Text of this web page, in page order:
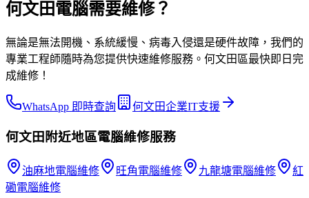
何文田電腦需要維修？
無論是無法開機、系統緩慢、病毒入侵還是硬件故障，我們的
專業工程師隨時為您提供快速維修服務。何文田區最快即日完
成維修！
WhatsApp 即時查詢 何文田企業IT支援
何文田 附近地區電腦維修服務
油麻地電腦維修 旺角電腦維修 九龍塘電腦維修
紅
磡電腦維修